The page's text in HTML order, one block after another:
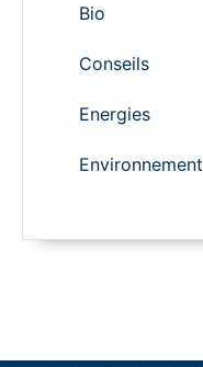
Bio
Conseils
Energies
Environnement